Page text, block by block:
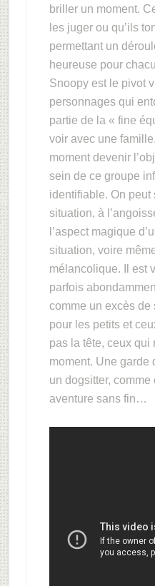
briller un moment.
les juger ou qu’ils
permettant un
heureuse pour
Snoopy est le pivot
personnages qui
partie de la « fine
voir avec une
moment devenir
sein de ce groupe
identifiable. On peut
situation, à
l’aspect magique
situation, voire
mélancolique. Il est
parfois
comme un excès de
pour les petits et
pas la tête, ceux qui
moment. Une garde
un dogsitter,
aventure sans fin…